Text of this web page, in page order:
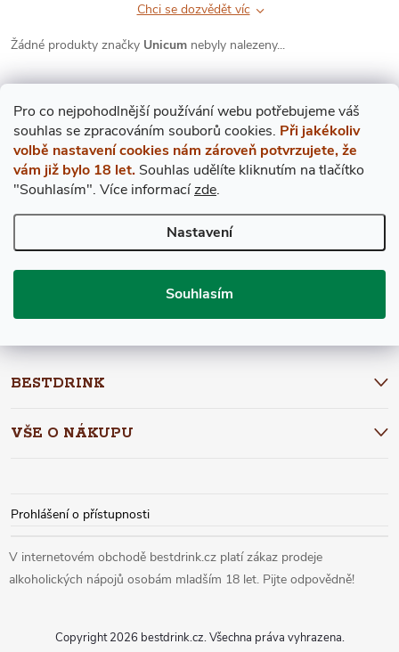
Pro co nejpohodlnější používání webu potřebujeme váš
souhlas se zpracováním souborů cookies. Při jakékoliv
volbě nastavení cookies nám zároveň potvrzujete, že
vám již bylo 18 let. Souhlas udělíte kliknutím na tlačítko
"Souhlasím". Více informacízde.
Nastavení
Souhlasím
Chci se dozvědět víc
Žádné produkty značky Unicum nebyly nalezeny...
Z
Á
P
A
Mějte přehled o novinkách
E-mail ODEBÍRAT
BESTDRINK
VŠE O NÁKUPU
Prohlášení o přístupnosti
Copyright 2026 bestdrink.cz. Všechna práva vyhrazena.